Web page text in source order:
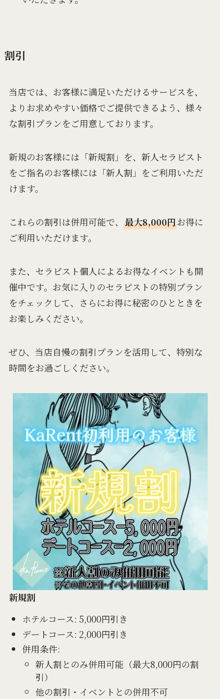
割引
当店では、お客様に満足いただけるサービスを、
よりお求めやすい価格でご提供できるよう、様々
な割引プランをご用意しております。
新規のお客様には「新規割」を、新人セラピスト
をご指名のお客様には「新人割」をご利用いただ
けます。
これらの割引は併用可能で、 最大8,000円お得に
ご利用いただけます。
また、セラピスト個人によるお得なイベントも開
催中です。お気に入りのセラピストの特別プラン
をチェックして、さらにお得に秘密のひとときを
お楽しみください。
ぜひ、当店自慢の割引プランを活用して、特別な
時間をお過ごしください。
新規割
ホテルコース: 5,000円引き
デートコース: 2,000円引き
併用条件:
新人割とのみ併用可能（最大8,000円の割
引）
他の割引・イベントとの併用不可